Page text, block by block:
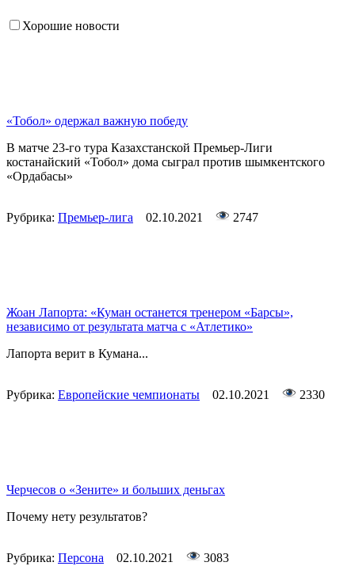
Хорошие новости
«Тобол» одержал важную победу
В матче 23-го тура Казахстанской Премьер-Лиги
костанайский «Тобол» дома сыграл против шымкентского
«Ордабасы»
Рубрика: Премьер-лига 02.10.2021 2747
Жоан Лапорта: «Куман останется тренером «Барсы»,
независимо от результата матча с «Атлетико»
Лапорта верит в Кумана...
Рубрика: Европейские чемпионаты 02.10.2021 2330
Черчесов о «Зените» и больших деньгах
Почему нету результатов?
Рубрика: Персона 02.10.2021
3083